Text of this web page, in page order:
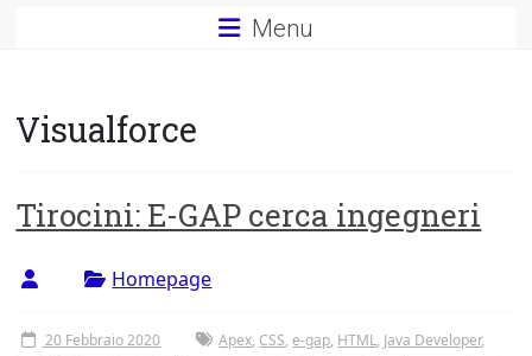
degli
di
Roma
Menu
Visualforce
Tirocini: E-GAP cerca ingegneri
Homepage
20 Febbraio 2020 Apex, CSS,e-gap, HTML, Java Developer,